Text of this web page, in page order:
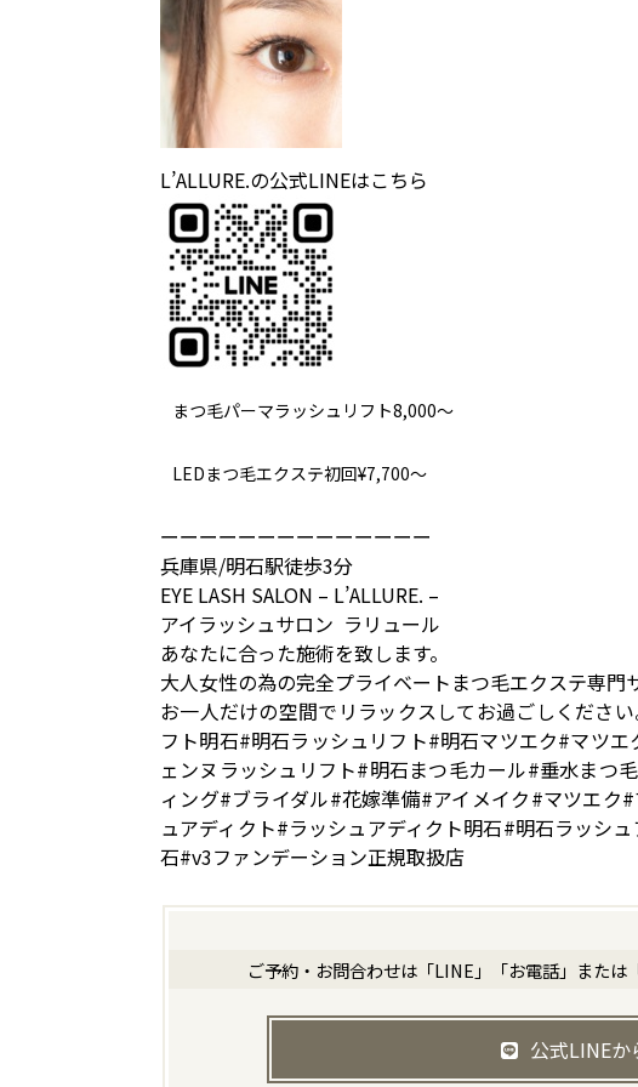
L’ALLURE.の公式LINEはこちら
まつ毛パーマラッシュリフト8,000～
LEDまつ毛エクステ初回¥7,700～
ーーーーーーーーーーーーーー
兵庫県/明石駅徒歩3分
EYE LASH SALON – L’ALLURE. –
アイラッシュサロン ラリュール
あなたに合った施術を致します。
大人女性の為の完全プライベートまつ毛エクステ専門
お一人だけの空間でリラックスしてお過ごしくださ
フト明石#明石ラッシュリフト#明石マツエク#マツ
ェンヌラッシュリフト#明石まつ毛カール#垂水ま
ィング#ブライダル#花嫁準備#アイメイク#マツエ
ュアディクト#ラッシュアディクト明石#明石ラッシ
石#v3ファンデーション正規取扱店
ご予約・お問合わせは「LINE」「お電話」または
公式LINE